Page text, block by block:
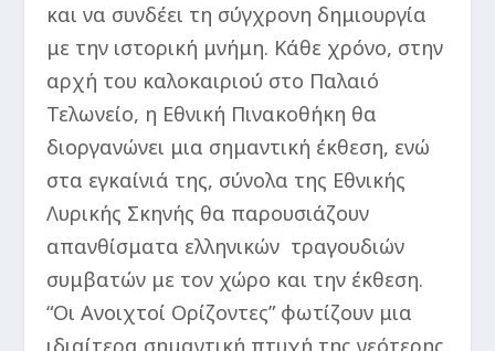
και να συνδέει τη σύγχρονη δημιουργία
με την ιστορική μνήμη. Κάθε χρόνο, στην
αρχή του καλοκαιριού στο Παλαιό
Τελωνείο, η Εθνική Πινακοθήκη θα
διοργανώνει μια σημαντική έκθεση, ενώ
στα εγκαίνιά της, σύνολα της Εθνικής
Λυρικής Σκηνής θα παρουσιάζουν
απανθίσματα ελληνικών τραγουδιών
συμβατών με τον χώρο και την έκθεση.
“Οι Ανοιχτοί Ορίζοντες” φωτίζουν μια